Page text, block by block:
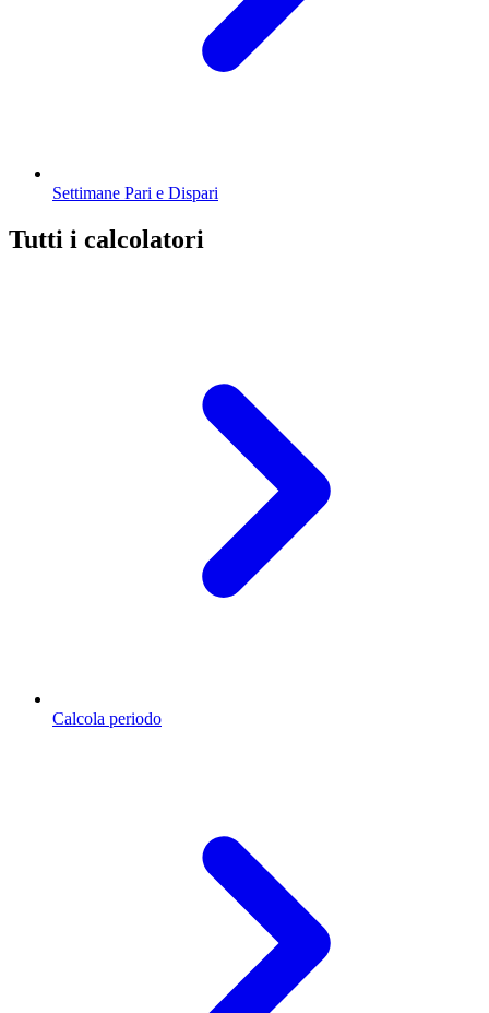
Settimane Pari e Dispari
Tutti i calcolatori
Calcola periodo